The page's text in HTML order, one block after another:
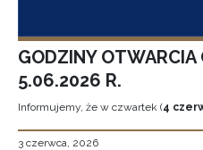
GODZINY
5.06.2026 R.
Informujemy, że w czwartek (4
3 czerwca, 2026